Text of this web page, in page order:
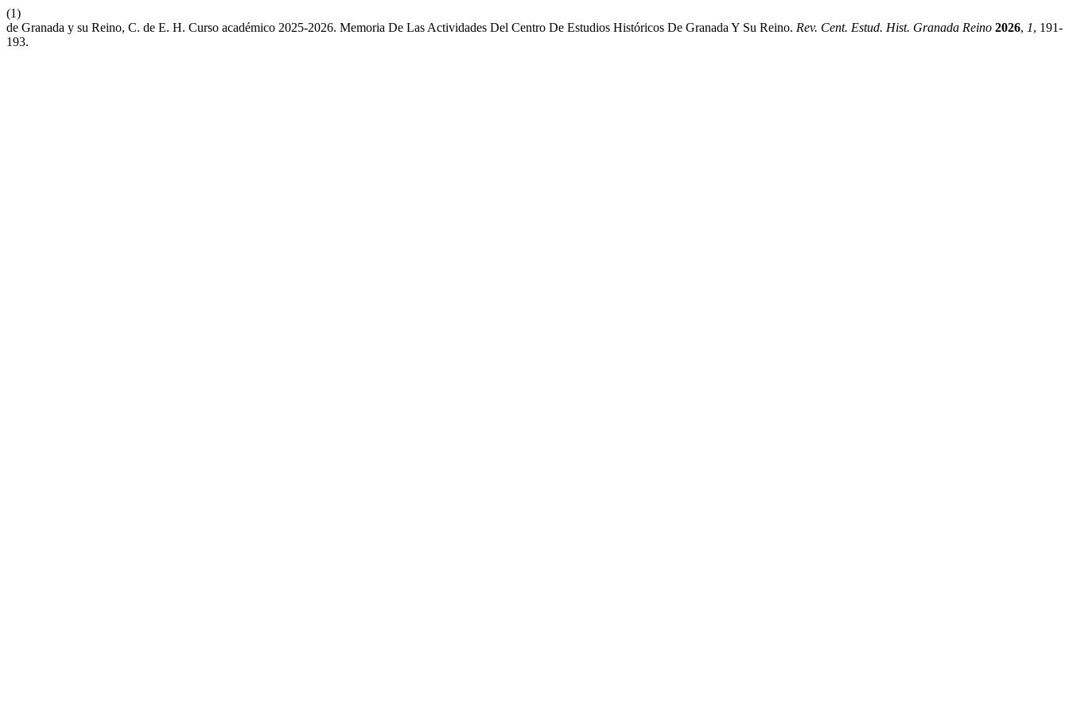
(1)
de Granada y su Reino, C. de E. H. Curso académico 2025-2026. Memoria De Las Actividades Del Centro De Estudios Históricos De Granada Y Su Reino. Rev. Cent. Estud. Hist. Granada Reino 2026, 1, 191-
193.